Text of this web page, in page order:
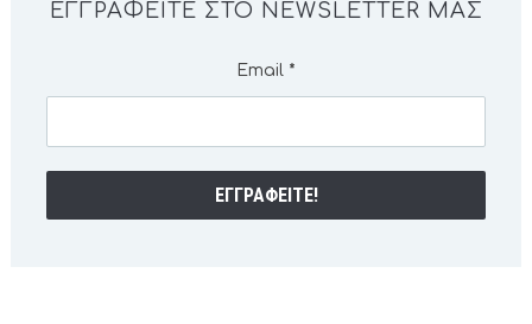
ΕΓΓΡΑΦΕΊΤΕ ΣΤΟ NEWSLETTER ΜΑΣ
Email *